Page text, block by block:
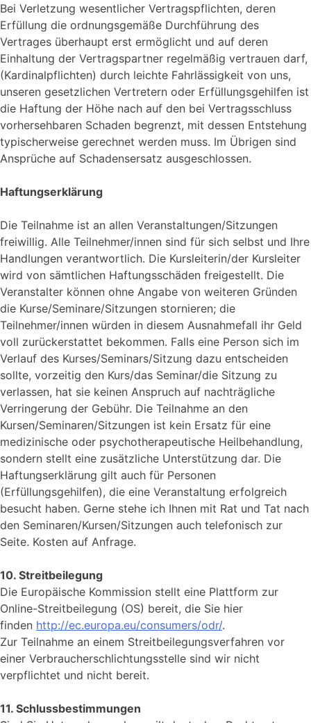
Bei Verletzung wesentlicher Vertragspflichten, deren
Erfüllung die ordnungsgemäße Durchführung des
Vertrages überhaupt erst ermöglicht und auf deren
Einhaltung der Vertragspartner regelmäßig vertrauen darf,
(Kardinalpflichten) durch leichte Fahrlässigkeit von uns,
unseren gesetzlichen Vertretern oder Erfüllungsgehilfen ist
die Haftung der Höhe nach auf den bei Vertragsschluss
vorhersehbaren Schaden begrenzt, mit dessen Entstehung
typischerweise gerechnet werden muss. Im Übrigen sind
Ansprüche auf Schadensersatz ausgeschlossen.
Haftungserklärung
Die Teilnahme ist an allen Veranstaltungen/Sitzungen
freiwillig. Alle Teilnehmer/innen sind für sich selbst und Ihre
Handlungen verantwortlich. Die Kursleiterin/der Kursleiter
wird von sämtlichen Haftungsschäden freigestellt. Die
Veranstalter können ohne Angabe von weiteren Gründen
die Kurse/Seminare/Sitzungen stornieren; die
Teilnehmer/innen würden in diesem Ausnahmefall ihr Geld
voll zurückerstattet bekommen. Falls eine Person sich im
Verlauf des Kurses/Seminars/Sitzung dazu entscheiden
sollte, vorzeitig den Kurs/das Seminar/die Sitzung zu
verlassen, hat sie keinen Anspruch auf nachträgliche
Verringerung der Gebühr. Die Teilnahme an den
Kursen/Seminaren/Sitzungen ist kein Ersatz für eine
medizinische oder psychotherapeutische Heilbehandlung,
sondern stellt eine zusätzliche Unterstützung dar. Die
Haftungserklärung gilt auch für Personen
(Erfüllungsgehilfen), die eine Veranstaltung erfolgreich
besucht haben. Gerne stehe ich Ihnen mit Rat und Tat nach
den Seminaren/Kursen/Sitzungen auch telefonisch zur
Seite. Kosten auf Anfrage.
10. Streitbeilegung
Die Europäische Kommission stellt eine Plattform zur
Online-Streitbeilegung (OS) bereit, die Sie hier
finden http://ec.europa.eu/consumers/odr/.
Zur Teilnahme an einem Streitbeilegungsverfahren vor
einer Verbraucherschlichtungsstelle sind wir nicht
verpflichtet und nicht bereit.
11. Schlussbestimmungen